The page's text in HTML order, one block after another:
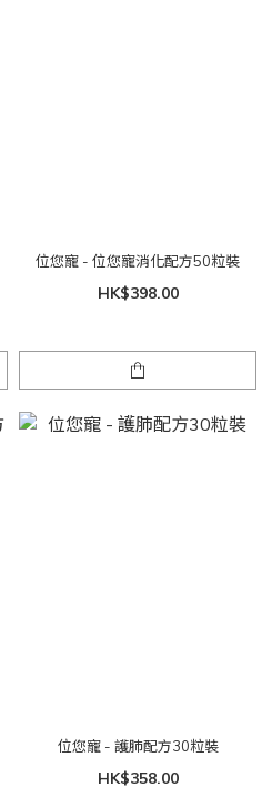
位您寵 - 位您寵消化配方50粒裝
HK$398.00
位您寵 - 護肺配方30粒裝
HK$358.00